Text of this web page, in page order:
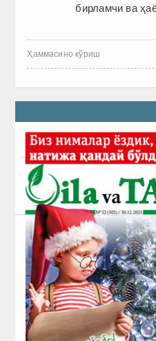
бирламчи ва
Ҳаммасино кўриш